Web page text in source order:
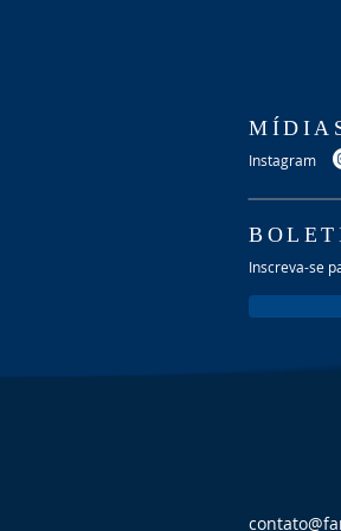
Instagram
Inscreva-se